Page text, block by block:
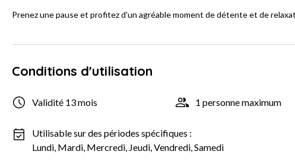
Prenez une pause et profitez d'un agréable moment de détente et de
Conditions d'utilisation
Validité 13 mois 1 personne maximum
Utilisable sur des périodes spécifiques :
Lundi, Mardi, Mercredi, Jeudi, Vendredi, Samedi